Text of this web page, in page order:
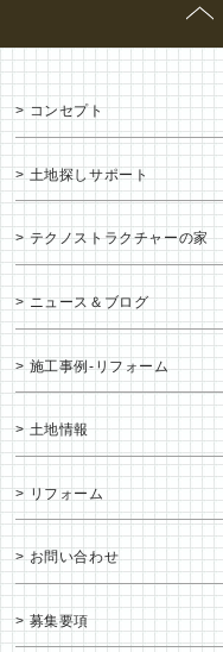
コンセプト
土地探しサポート
テクノストラクチャーの家
ニュース＆ブログ
施工事例-リフォーム
土地情報
リフォーム
お問い合わせ
募集要項